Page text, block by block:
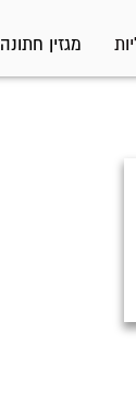
מגזין חתונה